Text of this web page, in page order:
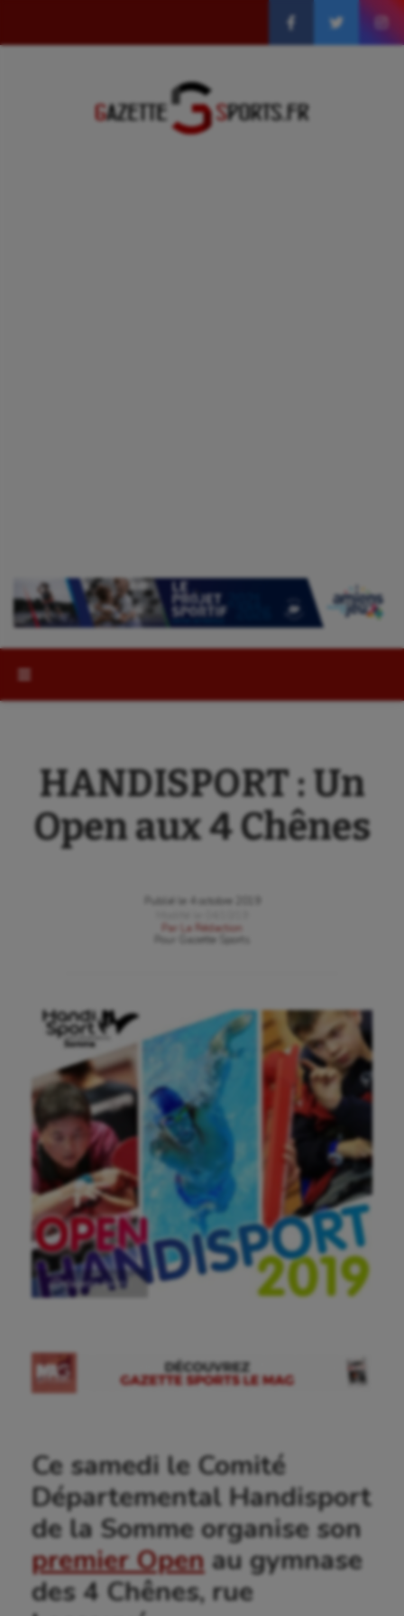
Aéronautique
HANDISPORT : Un
Open aux 4 Chênes
Publié le
4 octobre 2019
Par
La Rédaction
Gazette Sports
Ⓒ Gazette Sports
Ce samedi le Comité
Départemental Handisport
de la Somme organise son
premier Openau gymnase
des 4 Chênes, rue